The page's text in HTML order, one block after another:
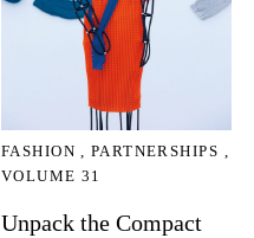
FASHION
PARTNERSHIPS
VOLUME 31
Unpack the Compact